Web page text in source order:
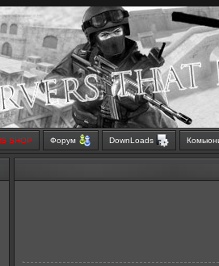
SHOP Форум DownLoads